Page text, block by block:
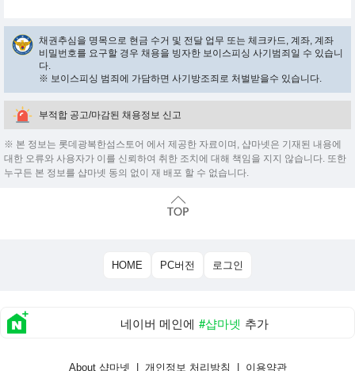
채권추심을 명목으로 현금 수거 및 전달 업무 또는 체크카드, 계좌, 계좌
비밀번호를 요구할 경우 채용을 빙자한 보이스피싱 사기범죄일 수 있습니
다.
※ 보이스피싱 범죄에 가담하면 사기방조죄로 처벌받을수 있습니다.
부적합 공고/마감된 채용정보 신고
※ 본 정보는 롯데광복한섬스토어 에서 제공한 자료이며, 샵마넷은 기재된 내용에
대한 오류와 사용자가 이를 신뢰하여 취한 조치에 대해 책임을 지지 않습니다. 또한
누구든 본 정보를 샵마넷 동의 없이 재 배포 할 수 없습니다.
HOME PC버전 로그인
네이버 메인에 #샵마넷 추가
About 샵마넷 개인정보 처리방침 이용약관